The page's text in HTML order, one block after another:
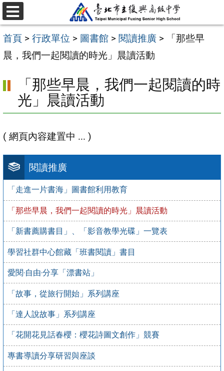
跳
至
主
要
容
區
選
單
首頁 > 行政單位 > 圖書館 > 閱讀推廣 >
「那些早
晨，我們一起閱讀的時光」晨讀活動
閱讀推廣
「走進一片書海」圖書館利用教育
「那些早晨，我們一起閱讀的時光」晨讀活動
「新書薦購書目」、「影音教學光碟」一覽表
學習社群中心館藏「班書閱讀」書目
愛閱‧自由‧分享「漂書站」
「故事，從旅行開始」系列講座
「達人說故事」系列講座
「花開花見話春櫻：櫻花詩圖文創作」競賽
專書導讀分享研習與座談
「那些早晨，我們一起閱讀的時
光」晨讀活動
( 網頁內容建置中 ... )